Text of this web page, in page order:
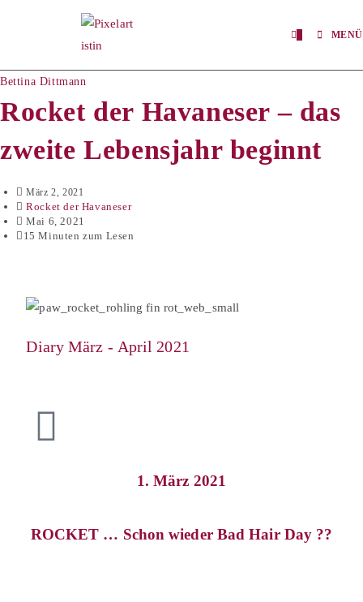
MENÜ
Bettina Dittmann
Rocket der Havaneser – das
zweite Lebensjahr beginnt
März 2, 2021
Rocket der Havaneser
Mai 6, 2021
15 Minuten zum Lesen
DiaryMärz - April 2021
1. März 2021
ROCKET … Schon wieder Bad Hair Day ??